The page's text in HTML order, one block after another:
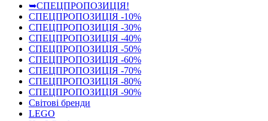
➥СПЕЦПРОПОЗИЦІЯ!
СПЕЦПРОПОЗИЦІЯ -10%
СПЕЦПРОПОЗИЦІЯ -30%
СПЕЦПРОПОЗИЦІЯ -40%
СПЕЦПРОПОЗИЦІЯ -50%
СПЕЦПРОПОЗИЦІЯ -60%
СПЕЦПРОПОЗИЦІЯ -70%
СПЕЦПРОПОЗИЦІЯ -80%
СПЕЦПРОПОЗИЦІЯ -90%
Світові бренди
LEGO